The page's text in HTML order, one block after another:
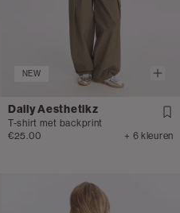
NEW
Daily Aesthetikz
T-shirt met backprint
€25.00
+ 6 kleuren